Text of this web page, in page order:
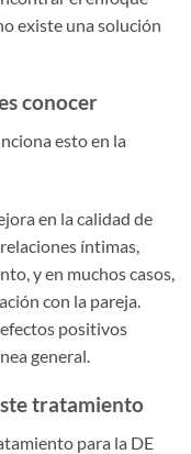
existe una solución
conocer
esto en la
en la calidad de
íntimas,
y en muchos casos,
con la pareja.
positivos
general.
tratamiento
para la DE